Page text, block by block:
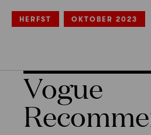
HERFST OKTOBER 2023
Vogue